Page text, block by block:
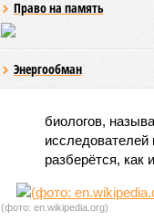
Право на память
Энергообман
биологов,
исследователей
разберётся,
(фото: en.wikipedia.org)